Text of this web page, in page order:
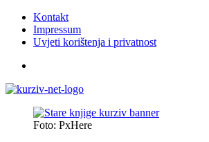
Kontakt
Impressum
Uvjeti korištenja i privatnost
Foto: PxHere